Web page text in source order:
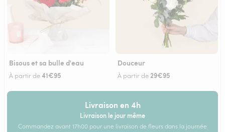
Bisous et sa bulle d'eau
À partir de41€95
Douceur
À partir de29€95
Livraison en 4h
Livraison le jour même
Commandez avant 17h00 pour une livraison de fleurs dans la journée